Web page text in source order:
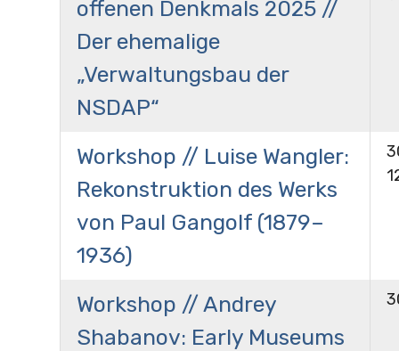
offenen Denkmals 2025 //
Der ehemalige
„Verwaltungsbau der
NSDAP“
Workshop // Luise Wangler:
Rekonstruktion des Werks
von Paul Gangolf (1879–
1936)
Workshop // Andrey
Shabanov: Early Museums